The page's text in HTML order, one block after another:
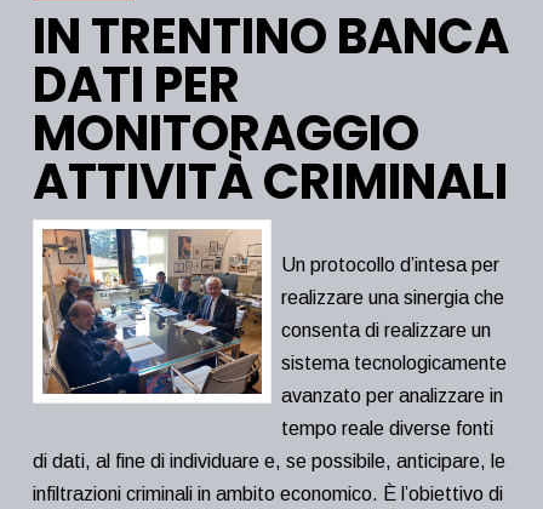
IN TRENTINO BANCA
DATI PER
MONITORAGGIO
ATTIVITÀ CRIMINALI
Un protocollo d’intesa per
realizzare una sinergia che
consenta di realizzare un
sistema tecnologicamente
avanzato per analizzare in
tempo reale diverse fonti
di dati, al fine di individuare e, se possibile, anticipare, le
infiltrazioni criminali in ambito economico. È l’obiettivo di